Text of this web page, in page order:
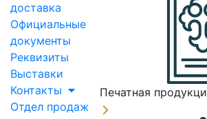
доставка
Официальные
документы
Реквизиты
Выставки
Контакты
Отдел продаж
Печатная